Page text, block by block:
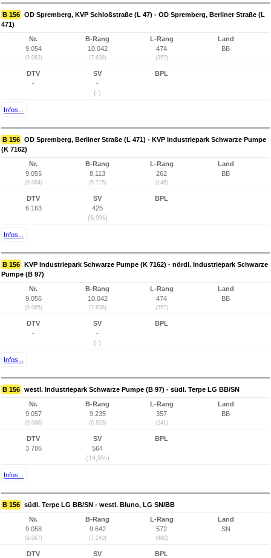
B 156 OD Spremberg, KVP Schloßstraße (L 47) - OD Spremberg, Berliner Straße (L
471)
Nr.
9.054
(9.063)
B-Rang
10.042
(7.638)
L-Rang
474
(357)
Land
BB
DTV
-
SV
-
(-)
BPL
Infos...
B 156 OD Spremberg, Berliner Straße (L 471) - KVP Industriepark Schwarze Pumpe
(K 7162)
Nr.
9.055
(9.064)
B-Rang
8.113
(5.715)
L-Rang
262
(146)
Land
BB
DTV
6.163
SV
425
(6,9%)
BPL
Infos...
B 156 KVP Industriepark Schwarze Pumpe (K 7162) - nördl. Industriepark Schwarze
Pumpe (B 97)
Nr.
9.056
(9.065)
B-Rang
10.042
(7.638)
L-Rang
474
(357)
Land
BB
DTV
-
SV
-
(-)
BPL
Infos...
B 156 westl. Industriepark Schwarze Pumpe (B 97) - südl. Terpe LG BB/SN
Nr.
9.057
(9.066)
B-Rang
9.235
(6.833)
L-Rang
357
(241)
Land
BB
DTV
3.786
SV
564
(14,9%)
BPL
Infos...
B 156 südl. Terpe LG BB/SN - westl. Bluno, LG SN/BB
Nr.
9.058
(9.067)
B-Rang
9.642
(7.240)
L-Rang
572
(480)
Land
SN
DTV
SV
BPL